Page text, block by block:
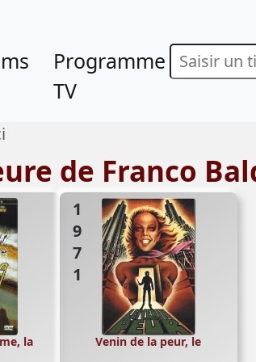
Programme
TV
de Franco
la
1971
Venin de la peur, le